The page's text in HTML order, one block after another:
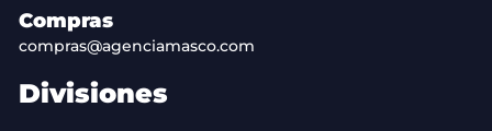
Compras
compras@agenciamasco.com
Divisiones